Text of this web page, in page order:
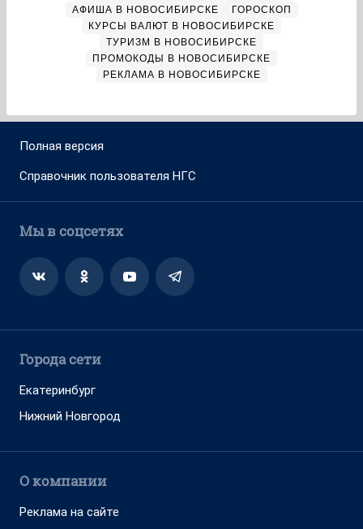
АФИША В НОВОСИБИРСКЕ
ГОРОСКОП
КУРСЫ ВАЛЮТ В НОВОСИБИРСКЕ
ТУРИЗМ В НОВОСИБИРСКЕ
ПРОМОКОДЫ В НОВОСИБИРСКЕ
РЕКЛАМА В НОВОСИБИРСКЕ
Полная версия
Справочник пользователя НГС
Мы в соцсетях
Города сети
Екатеринбург
Нижний Новгород
О компании
Реклама на сайте